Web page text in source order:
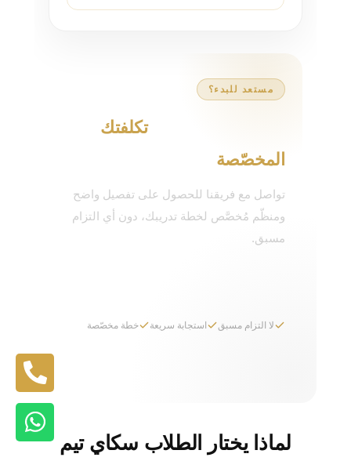
مستعد للبدء؟
احصل على تفاصيلتكلفتك
المخصّصة
تواصل مع فريقنا للحصول على تفصيل واضح
ومنظّم مُخصَّص لخطة تدريبك، دون أي التزام
مسبق.
لا التزام مسبق استجابة سريعة خطة مخصّصة
لماذا يختار الطلاب سكاي تيم